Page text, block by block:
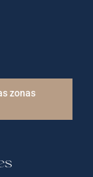
zonas